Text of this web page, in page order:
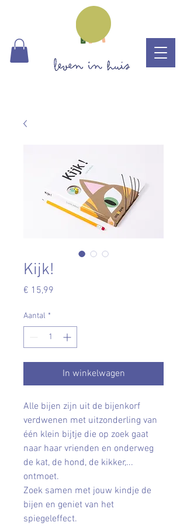
Kijk!
€ 15,99
Aantal *
In winkelwagen
Alle bijen zijn uit de bijenkorf
verdwenen met uitzonderling van
één klein bijtje die op zoek gaat
naar haar vrienden en onderweg
de kat, de hond, de kikker,...
ontmoet.
Zoek samen met jouw kindje de
bijen en geniet van het
spiegeleffect.